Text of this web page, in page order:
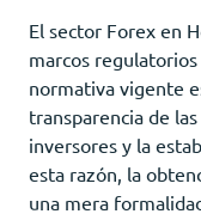
El sector Forex en
marcos
normativa vigente
transparencia de
inversores y la
esta razón, la
una mera